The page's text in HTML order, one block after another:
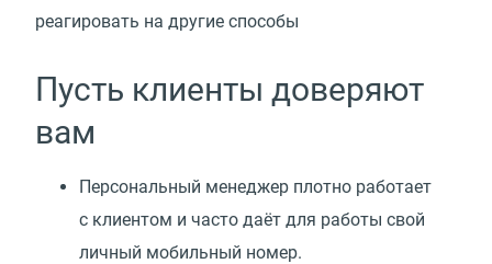
реагировать на другие способы
Пусть клиенты доверяют
вам
Персональный менеджер плотно работает
с клиентом и часто даёт для работы свой
личный мобильный номер.